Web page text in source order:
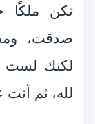
تكن ملكًا
صدقت،
لكنك لست
لله، ثم أنت